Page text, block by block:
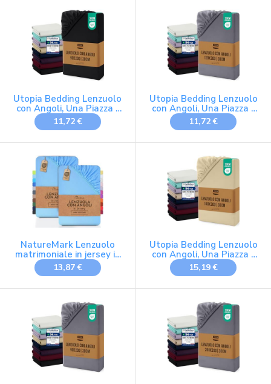
Angoli Elasticizzato
Utopia Bedding Lenzuolo
con Angoli, Una Piazza -
90x200x30 cm - Nero
11,72 €
Utopia Bedding Lenzuolo
con Angoli, Una Piazza -
120x200x30 cm - Grigio
11,72 €
NatureMark Lenzuolo
matrimoniale in jersey in
confezione da 2 pezzi,
lenzuolo matrimoniale
100, 70x140 cm, Azzurro
13,87 €
Utopia Bedding Lenzuolo
con Angoli, Una Piazza -
140X200x30 cm - Beige
15,19 €